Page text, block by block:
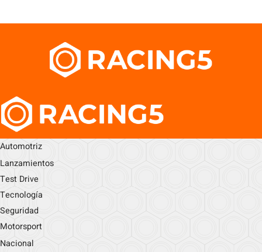
Automotriz
Lanzamientos
Test Drive
Tecnología
Seguridad
Motorsport
Nacional